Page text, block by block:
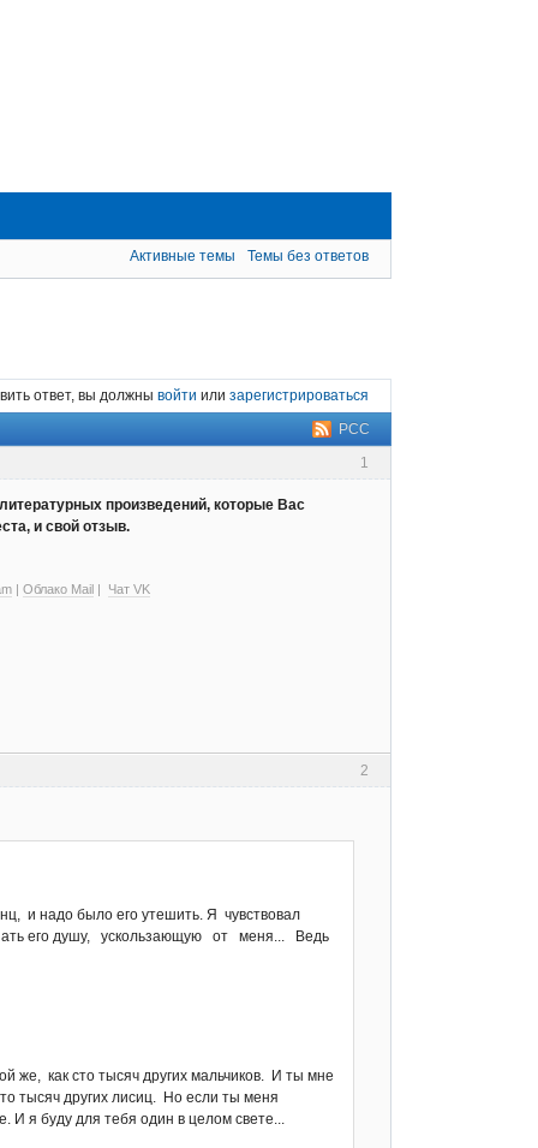
Активные темы Темы без ответов
ответ, вы должны войти или зарегистрироваться
РСС
1
произведений, которые Вас
и свой отзыв.
| Облако Mail | Чат VK
2
и надо было его утешить. Я чувствовал
его душу, ускользающую от меня... Ведь
же, как сто тысяч других мальчиков. И ты мне
тысяч других лисиц. Но если ты меня
И я буду для тебя один в целом свете...